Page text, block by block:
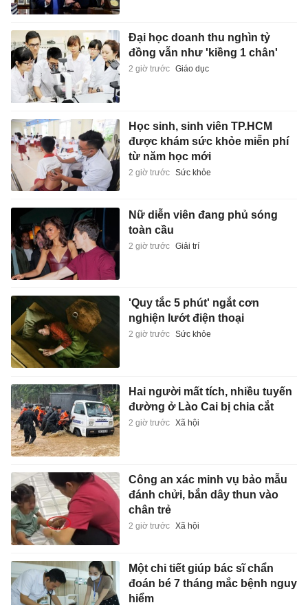
Đại học doanh thu nghìn tỷ
đồng vẫn như 'kiềng 1 chân'
2 giờ trước Giáo dục
Học sinh, sinh viên TP.HCM
được khám sức khỏe miễn phí
từ năm học mới
2 giờ trước Sức khỏe
Nữ diễn viên đang phủ sóng
toàn cầu
2 giờ trước Giải trí
'Quy tắc 5 phút' ngắt cơn
nghiện lướt điện thoại
2 giờ trước Sức khỏe
Hai người mất tích, nhiều tuyến
đường ở Lào Cai bị chia cắt
2 giờ trước Xã hội
Công an xác minh vụ bảo mẫu
đánh chửi, bắn dây thun vào
chân trẻ
2 giờ trước Xã hội
Một chi tiết giúp bác sĩ chẩn
đoán bé 7 tháng mắc bệnh nguy
hiểm